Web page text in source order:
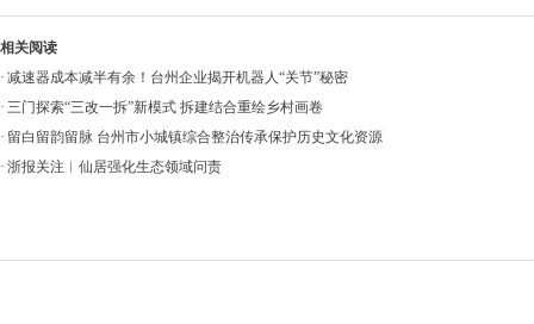
相关阅读
· 减速器成本减半有余！台州企业揭开机器人“关节”秘密
· 三门探索“三改一拆”新模式 拆建结合重绘乡村画卷
· 留白留韵留脉 台州市小城镇综合整治传承保护历史文化资源
· 浙报关注︱仙居强化生态领域问责